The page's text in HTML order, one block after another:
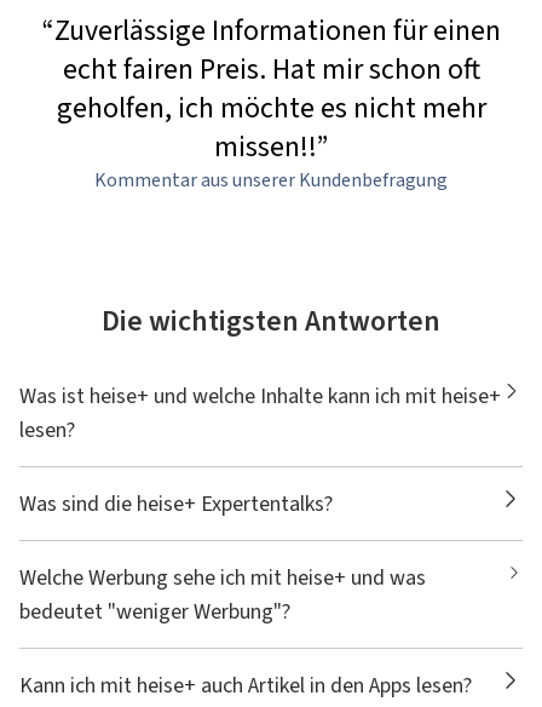
“Zuverlässige Informationen für einen
echt fairen Preis. Hat mir schon oft
geholfen, ich möchte es nicht mehr
missen!!”
Kommentar aus unserer Kundenbefragung
Die wichtigsten Antworten
Was ist heise+ und welche Inhalte kann ich mit heise+
lesen?
Was sind die heise+ Expertentalks?
Welche Werbung sehe ich mit heise+ und was
bedeutet "weniger Werbung"?
Kann ich mit heise+ auch Artikel in den Apps lesen?